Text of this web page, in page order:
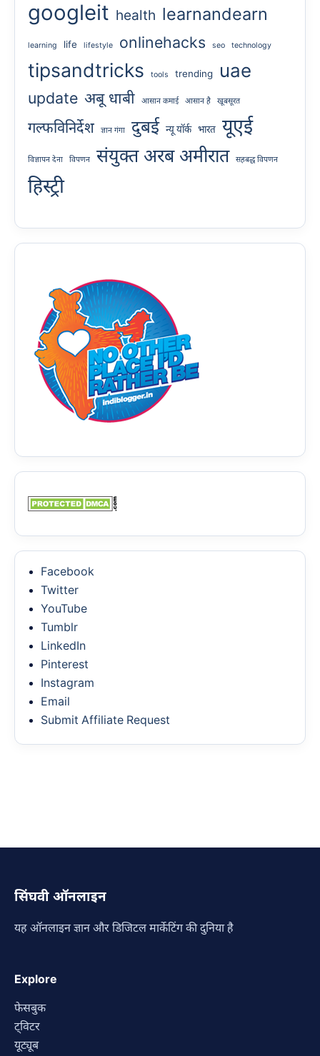
googleit health learnandearn
learning life lifestyle onlinehacks seo technology
tipsandtricks tools trending uae
update अबू धाबी आसान कमाई आसान है खूबसूरत
गल्फविनिर्देश ज्ञान गंगा दुबई न्यू यॉर्क भारत यूएई
विज्ञापन देना विपणन संयुक्त अरब अमीरात सहबद्ध विपणन
हिस्ट्री
Facebook
Twitter
YouTube
Tumblr
LinkedIn
Pinterest
Instagram
Email
Submit Affiliate Request
सिंघवी ऑनलाइन
यह ऑनलाइन ज्ञान और डिजिटल मार्केटिंग की दुनिया है
Explore
फेसबुक
ट्विटर
यूट्यूब